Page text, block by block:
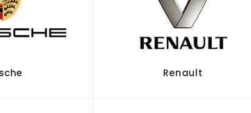
Renault